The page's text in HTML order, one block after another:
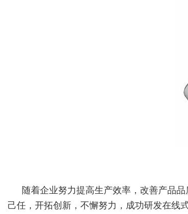
随着企业努力提高生产效率，改善产品
己任，开拓创新，不懈努力，成功研发在线